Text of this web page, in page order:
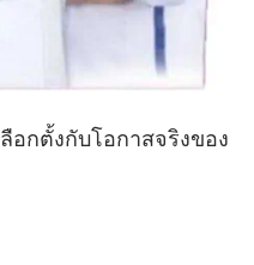
อกตั้งกับโอกาสจริงของ